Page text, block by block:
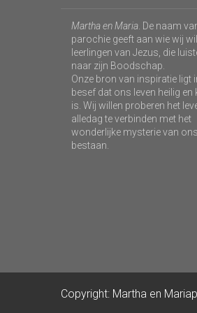
Martha en Maria . De naam
parochie geeft aan wie wij
leerlingen van Jezus, die
naar zijn Boodschap.
Onze bron van inspiratie ligt
besef dat ons leven heilig
is. Wij willen proberen het
alledag te verbinden met het
wonderlijke mysterie van ons
bestaan.
Copyright: Martha en